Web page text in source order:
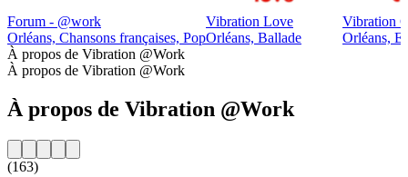
Forum - @work
Orléans, Chansons françaises, Pop
Vibration Love
Orléans, Ballade
Vibration
Orléans,
À propos de Vibration @Work
À propos de Vibration @Work
À propos de Vibration @Work
(163)